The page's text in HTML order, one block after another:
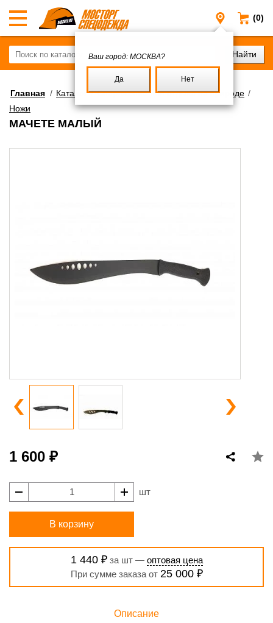
(0)
Москва
Ваш город: МОСКВА?
Да Нет
Главная / Каталог/Снаряжение для отдыха на природе /
Ножи
МАЧЕТЕ МАЛЫЙ
1 600 ₽
шт
В корзину
1 440 ₽за шт — оптовая цена
При сумме заказа от 25 000 ₽
Описание